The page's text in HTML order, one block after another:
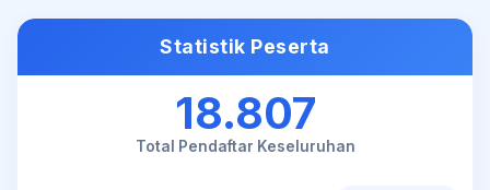
Statistik Peserta
18.807
Total Pendaftar Keseluruhan